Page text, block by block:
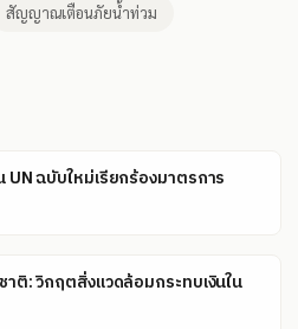
สัญญาณเตือนภัยน้ำท่วม
ฉบับใหม่เรียกร้องมาตรการ
าติ: วิกฤตสิ่งแวดล้อมกระทบเงินใน